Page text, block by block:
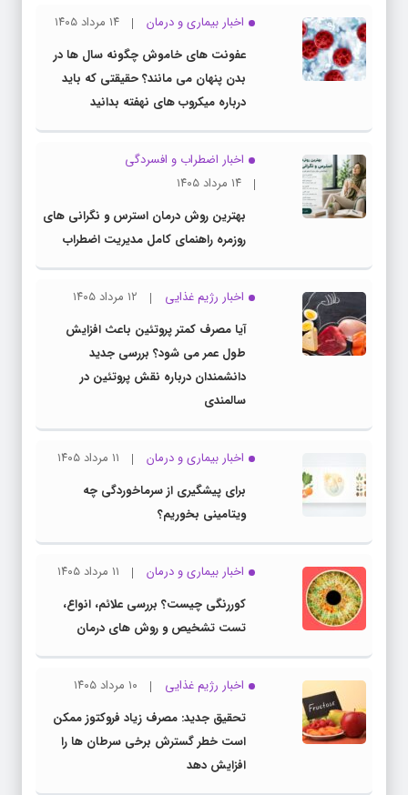
اخبار بیماری و درمان
۱۴ مرداد ۱۴۰۵
عفونت های خاموش چگونه سال ها در
بدن پنهان می مانند؟ حقیقتی که باید
درباره میکروب های نهفته بدانید
اخبار اضطراب و افسردگی
۱۴ مرداد ۱۴۰۵
بهترین روش درمان استرس و نگرانی های
روزمره راهنمای کامل مدیریت اضطراب
اخبار رژیم غذایی
۱۲ مرداد ۱۴۰۵
آیا مصرف کمتر پروتئین باعث افزایش
طول عمر می شود؟ بررسی جدید
دانشمندان درباره نقش پروتئین در
سالمندی
اخبار بیماری و درمان
۱۱ مرداد ۱۴۰۵
برای پیشگیری از سرماخوردگی چه
ویتامینی بخوریم؟
اخبار بیماری و درمان
۱۱ مرداد ۱۴۰۵
کوررنگی چیست؟ بررسی علائم، انواع،
تست تشخیص و روش های درمان
اخبار رژیم غذایی
۱۰ مرداد ۱۴۰۵
تحقیق جدید: مصرف زیاد فروکتوز ممکن
است خطر گسترش برخی سرطان ها را
افزایش دهد